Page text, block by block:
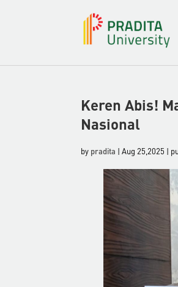
Keren Abis!
Nasional
by pradita | Aug 25,2025 |